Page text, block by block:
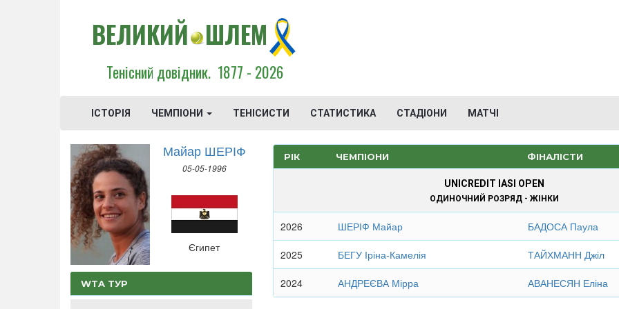
ВЕЛИКИЙ ШЛЕМ
Тенісний довідник. 1877 - 2026
ІСТОРІЯ ЧЕМПІОНИ ТЕНІСИСТИ СТАТИСТИКА СТАДІОНИ МАТЧІ
Майар ШЕРІФ
05-05-1996
Єгипет
WTA ТУР
РІК ЧЕМПІОНИ ФІНАЛІСТИ
UNICREDIT IASI OPEN
ОДИНОЧНИЙ РОЗРЯД - ЖІНКИ
2026 ШЕРІФ Майар БАДОСА Паула
2025 БЕГУ Іріна-Камелія ТАЙХМАНН Джіл
2024 АНДРЕЄВА Мірра АВАНЕСЯН Еліна